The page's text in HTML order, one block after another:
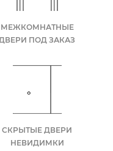
МЕЖКОМНАТНЫЕ
ПОД ЗАКАЗ
СКРЫТЫЕ ДВЕРИ
НЕВИДИМКИ